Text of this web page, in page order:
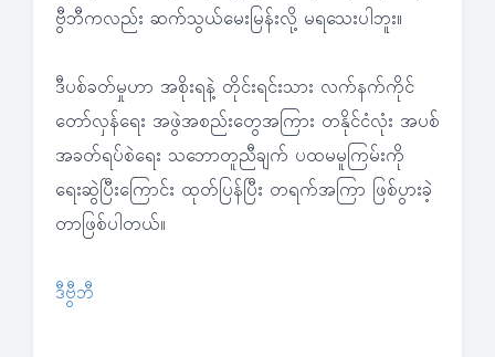
ဗွီဘီကလည်း ဆက်သွယ်မေးမြန်းလို့ မရသေးပါဘူး။
ဒီပစ်ခတ်မှုဟာ အစိုးရနဲ့ တိုင်းရင်းသား လက်နက်ကိုင်
တော်လှန်ရေး အဖွဲအစည်းတွေအကြား တနိုင်ငံလုံး အပစ်
အခတ်ရပ်စဲရေး သဘောတူညီချက် ပထမမူကြမ်းကို
ရေးဆွဲပြီးကြောင်း ထုတ်ပြန်ပြီး တရက်အကြာ ဖြစ်ပွားခဲ့
တာဖြစ်ပါတယ်။
ဒီဗွီဘီ